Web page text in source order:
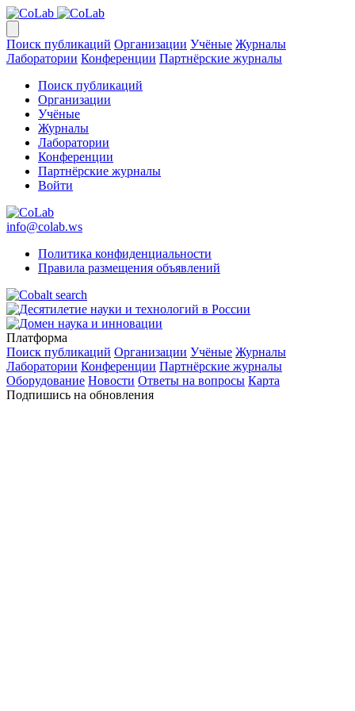
Поиск публикаций Организации Учёные Журналы
Лаборатории Конференции Партнёрские журналы
Поиск публикаций
Организации
Учёные
Журналы
Лаборатории
Конференции
Партнёрские журналы
Войти
info@colab.ws
Политика конфиденциальности
Правила размещения объявлений
Платформа
Поиск публикаций Организации Учёные Журналы
Лаборатории Конференции Партнёрские журналы
Оборудование Новости Ответы на вопросы Карта
Подпишись на обновления